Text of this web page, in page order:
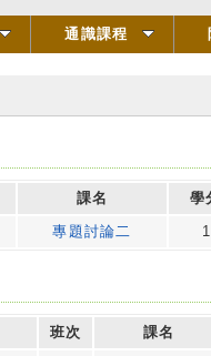
通識課程
課名
學
專題討論二
班次
課名